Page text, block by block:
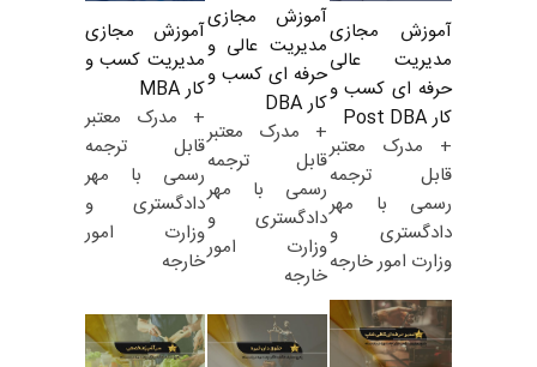
آموزش مجازی
مدیریت عالی
حرفه ای کسب و
کار Post DBA
+ مدرک معتبر
قابل ترجمه
رسمی با مهر
دادگستری و
وزارت امور خارجه
آموزش مجازی
مدیریت عالی و
حرفه ای کسب و
کار DBA
+ مدرک معتبر
قابل ترجمه
رسمی با مهر
دادگستری و
وزارت امور
خارجه
آموزش مجازی
مدیریت کسب و
کار MBA
+ مدرک معتبر
قابل ترجمه
رسمی با مهر
دادگستری و
وزارت امور
خارجه